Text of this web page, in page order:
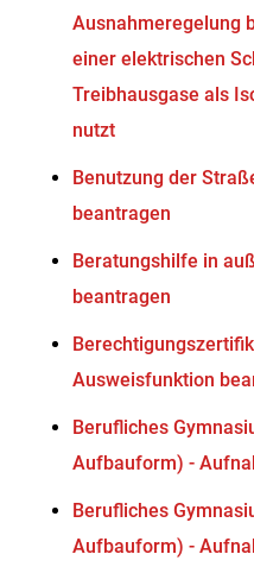
Ausnahmeregelung
einer elektrischen
Treibhausgase als
nutzt
Benutzung der
beantragen
Beratungshilfe in
beantragen
Ausweisfunktion
Berufliches
Aufbauform) -
Berufliches
Aufbauform) -